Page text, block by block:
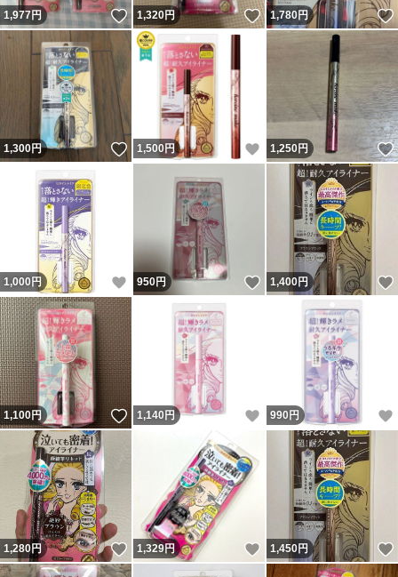
1,977円 いいね！
1,320円 いいね！
1,780円
1,300円 いいね！
1,500円 いいね！
1,250円
1,000 円 いいね！
950円 いいね！
1,400円
1,100円 いいね！
1,140 円 いいね！
990 円
1,280円 いいね！
1,329円 いいね！
1,450円